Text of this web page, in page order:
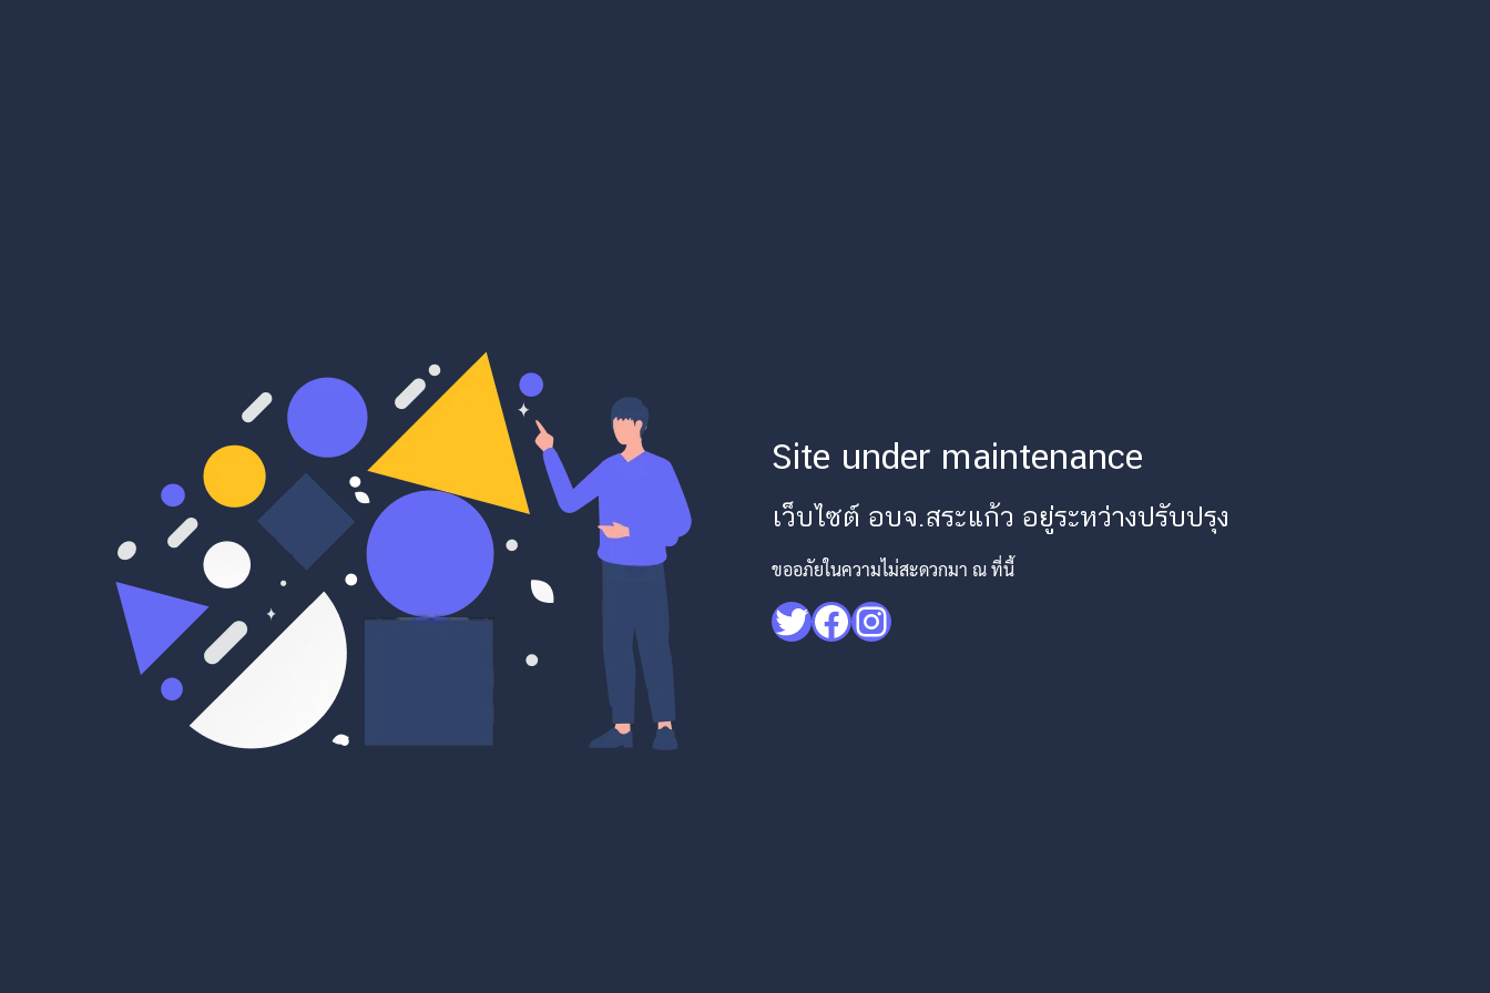
Site under maintenance
เว็บไซต์ อบจ.สระแก้ว อยู่ระหว่างปรับปรุง
ขออภัยในความไม่สะดวกมา ณ ที่นี้
Twitter
Facebook
Instagram